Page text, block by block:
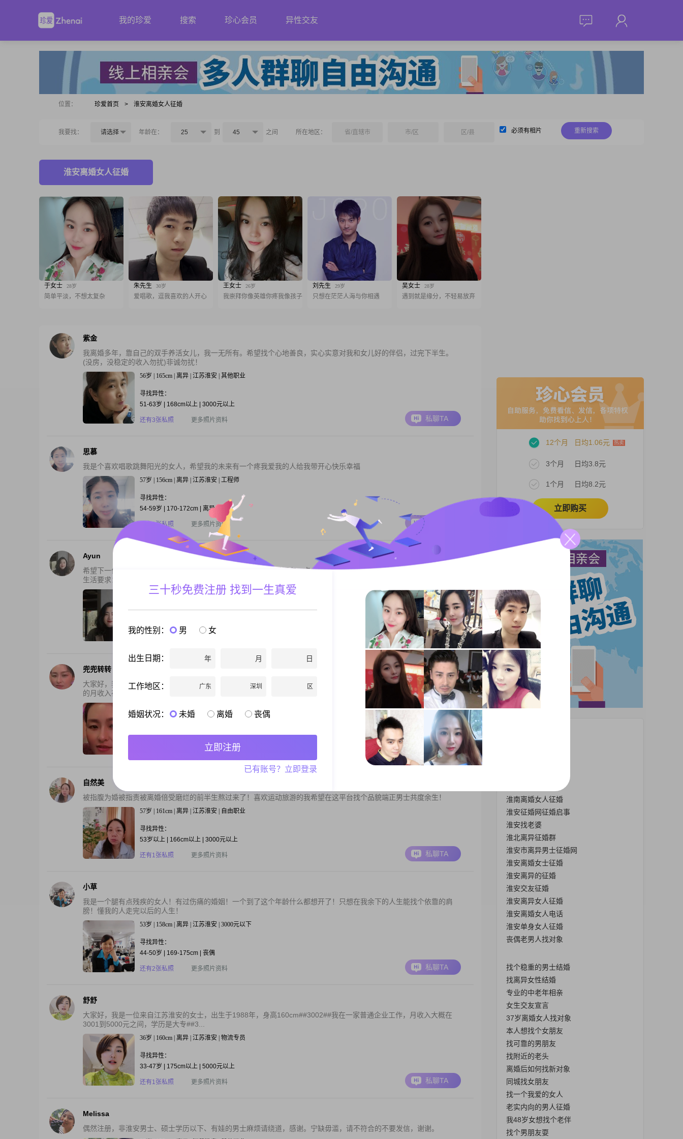
我的珍爱 搜索 珍心会员 异性交友
位置： 珍爱首页 > 淮安离婚女人征婚
我要找： 请选择 年龄在： 25 到 45 之间 所在地区： 省/直辖市 市/区 区/县 必须有相片 重新搜索
淮安离婚女人征婚
于女士 28岁
简单平淡，不想太复杂
朱先生 30岁
爱唱歌，逗我喜欢的人开心
王女士 26岁
我崇拜你像英雄你疼我像孩子
刘先生 29岁
只想在茫茫人海与你相遇
吴女士 28岁
遇到就是缘分，不轻易放弃
紫金
我离婚多年，靠自己的双手养活女儿，我一无所有。希望找个心地善良，实心实意对我和女儿好的伴侣，过完下半生。
(没房，没稳定的收入勿扰)非诚勿扰！
56岁 | 165cm | 离异 | 江苏淮安 | 其他职业
寻找异性：
51-63岁 | 168cm以上 | 3000元以上
还有3张私照 更多照片资料 私聊TA
思慕
我是个喜欢唱歌跳舞阳光的女人，希望我的未来有一个疼我爱我的人给我带开心快乐幸福
57岁 | 156cm | 离异 | 江苏淮安 | 工程师
寻找异性：
54-59岁 | 170-172cm | 离异
还有3张私照 更多照片资料
Ayun
希望下一位的他，要有正确的三观，能互相提供情绪价值，最后还有一点小运气，希望淮安或周边不超过2小时车程城市
生活要求：离异或丧偶，有小孩，有正当工作或者事业，没有...
38岁 | 160cm | 离异 | 江苏淮安 | 文员
寻找异性：
私聊TA
兜兜转转
大家好，我是一位来自江苏淮安的女士，出生于1980年，身高170cm。我性格独立自信，善解人意，热爱生活。虽然我
的月收入在3000元以下，但我相信通过自己的努力...
39-53岁 | 173-183cm | 离异
更多照片资料 私聊TA
自然美
被指腹为婚被指责被离婚倍受磨烂的前半生熬过来了！喜欢运动旅游的我希望在这平台找个品貌端正男士共度余生！
57岁 | 161cm | 离异 | 江苏淮安 | 自由职业
寻找异性：
53岁以上 | 166cm以上 | 3000元以上
还有1张私照 更多照片资料 私聊TA
小草
我是一个腿有点残疾的女人！有过伤痛的婚姻！一个到了这个年龄什么都想开了！只想在我余下的人生能找个依靠的肩
膀！懂我的人走完以后的人生！
53岁 | 158cm | 离异 | 江苏淮安 | 3000元以下
寻找异性：
44-50岁 | 169-175cm | 丧偶
还有2张私照 更多照片资料 私聊TA
舒舒
大家好，我是一位来自江苏淮安的女士，出生于1988年，身高160cm##3002##我在一家普通企业工作，月收入大概在
3001到5000元之间，学历是大专##3...
36岁 | 160cm | 离异 | 江苏淮安 | 物流专员
寻找异性：
33-47岁 | 175cm以上 | 5000元以上
还有1张私照 更多照片资料 私聊TA
Melissa
偶然注册，非淮安男士、硕士学历以下、有娃的男士麻烦请绕道，感谢。宁缺毋滥，请不符合的不要发信，谢谢。
12个月 日均1.06元
3个月 日均3.8元
1个月 日均8.2元
立即购买
淮南离婚女人征婚
淮安征婚网征婚启事
淮安找老婆
淮北离异征婚群
淮安市离异男士征婚网
淮安离婚女士征婚
淮安离异的征婚
淮安交友征婚
淮安离异女人征婚
淮安离婚女人电话
淮安单身女人征婚
丧偶老男人找对象
找个稳重的男士结婚
找离异女性结婚
专业的中老年相亲
女生交友宣言
37岁离婚女人找对象
本人想找个女朋友
找可靠的男朋友
找附近的老头
离婚后如何找新对象
同城找女朋友
找一个我爱的女人
老实内向的男人征婚
我48岁女想找个老伴
找个男朋友耍
三十秒免费注册 找到一生真爱
我的性别： 男 女
出生日期： 年 月 日
工作地区： 广东 深圳 区
婚姻状况： 未婚 离婚 丧偶
立即注册
已有账号？立即登录